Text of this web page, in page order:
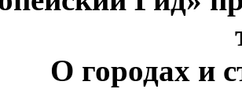
О городах и